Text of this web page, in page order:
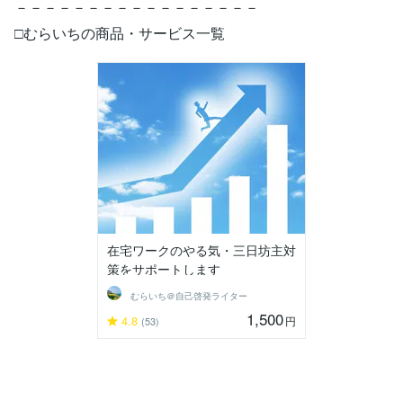
－－－－－－－－－－－－－－－－－
□むらいちの商品・サービス一覧
在宅ワークのやる気・三日坊主対
策をサポートします
むらいち＠自己啓発ライター
4.8 (53) 1,500円